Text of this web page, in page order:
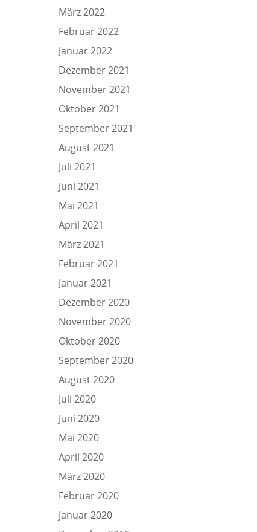
März 2022
Februar 2022
Januar 2022
Dezember 2021
November 2021
Oktober 2021
September 2021
August 2021
Juli 2021
Juni 2021
Mai 2021
April 2021
März 2021
Februar 2021
Januar 2021
Dezember 2020
November 2020
Oktober 2020
September 2020
August 2020
Juli 2020
Juni 2020
Mai 2020
April 2020
März 2020
Februar 2020
Januar 2020